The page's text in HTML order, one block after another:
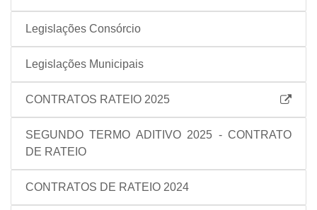
Legislações Consórcio
Legislações Municipais
CONTRATOS RATEIO 2025
SEGUNDO TERMO ADITIVO 2025 - CONTRATO
DE RATEIO
CONTRATOS DE RATEIO 2024